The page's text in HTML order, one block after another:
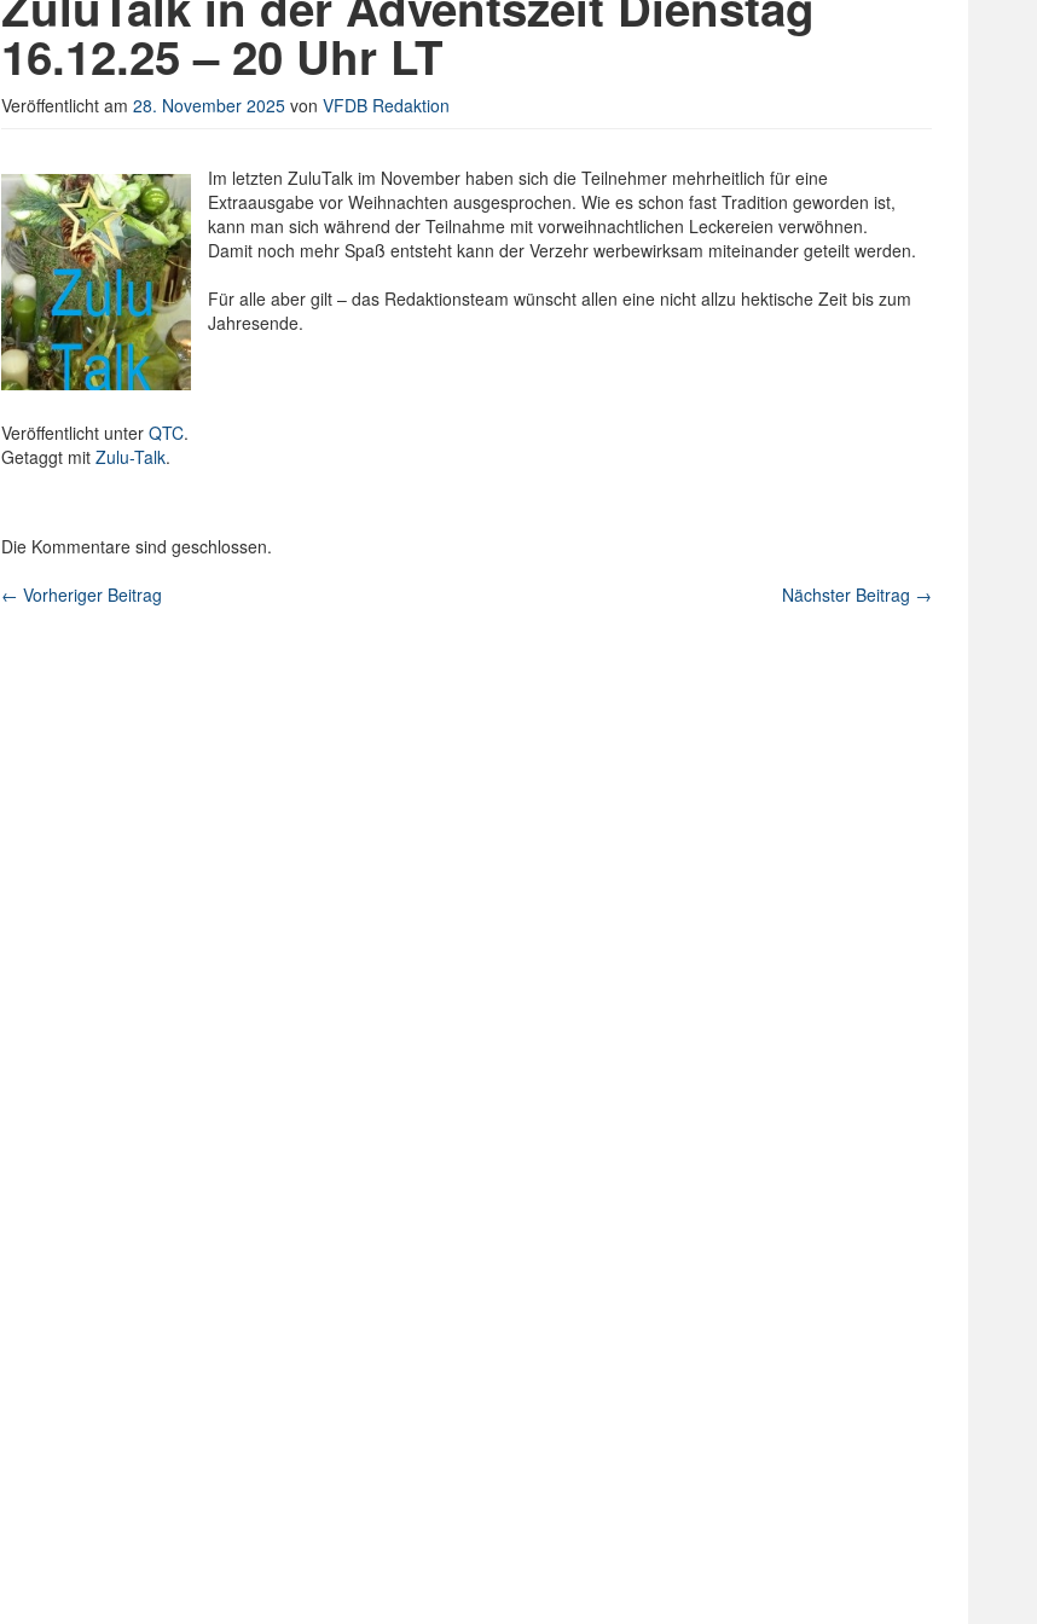
16.12.25 – 20 Uhr LT
Veröffentlicht am 28. November 2025 von VFDB Redaktion
Im letzten ZuluTalk im November haben sich die Teilnehmer mehrheitlich für eine
Extraausgabe vor Weihnachten ausgesprochen. Wie es schon fast Tradition geworden ist,
kann man sich während der Teilnahme mit vorweihnachtlichen Leckereien verwöhnen.
Damit noch mehr Spaß entsteht kann der Verzehr werbewirksam miteinander geteilt werden.
Für alle aber gilt – das Redaktionsteam wünscht allen eine nicht allzu hektische Zeit bis zum
Jahresende.
Veröffentlicht unter QTC.
Getaggt mit Zulu-Talk.
Die Kommentare sind geschlossen.
Beitragsnavigation
Nächster Beitrag →
← Vorheriger Beitrag